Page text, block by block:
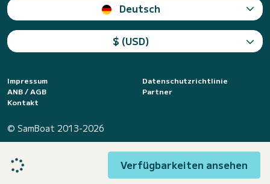
Verfügbarkeiten ansehen
Deutsch
$ (USD)
Impressum
Datenschutzrichtlinie
ANB / AGB
Partner
Kontakt
© SamBoat 2013-2026